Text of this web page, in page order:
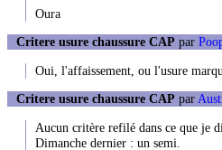
Oura
Critere usure chaussure CAP par
Oui, l'affaissement, ou l'usure
Critere usure chaussure CAP par
Aucun critère refilé dans ce que je
Dimanche dernier : un semi.